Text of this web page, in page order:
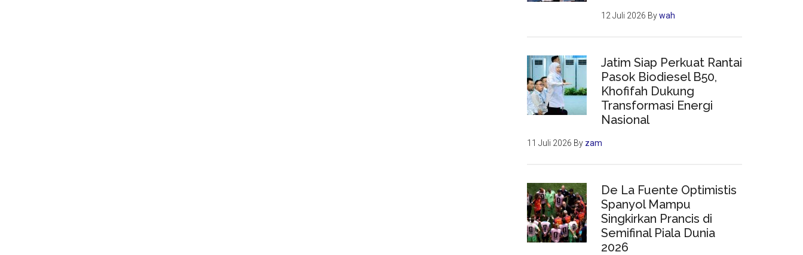
12 Juli 2026 Bywah
Jatim Siap Perkuat Rantai
Pasok Biodiesel B50,
Khofifah Dukung
Transformasi Energi
Nasional
11 Juli 2026 By zam
De La Fuente Optimistis
Spanyol Mampu
Singkirkan Prancis di
Semifinal Piala Dunia
2026